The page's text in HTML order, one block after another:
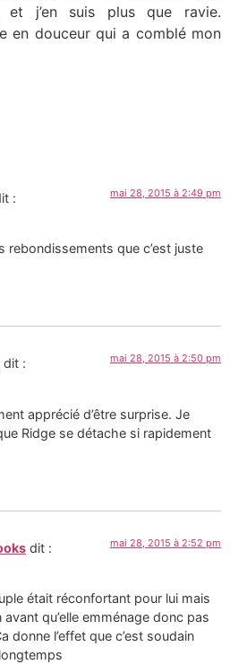
et j’en suis plus que ravie.
en douceur qui a comblé mon
: mai 28, 2015 à 2:49 pm
rebondissements que c’est juste
dit : mai 28, 2015 à 2:50 pm
apprécié d’être surprise. Je
Ridge se détache si rapidement
dit : mai 28, 2015 à 2:52 pm
était réconfortant pour lui mais
avant qu’elle emménage donc pas
donne l’effet que c’est soudain